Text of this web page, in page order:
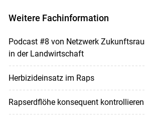
Weitere Fachinformation
Podcast #8 von Netzwerk
in der Landwirtschaft
Herbizideinsatz im Raps
Rapserdflöhe konsequent kontrollieren